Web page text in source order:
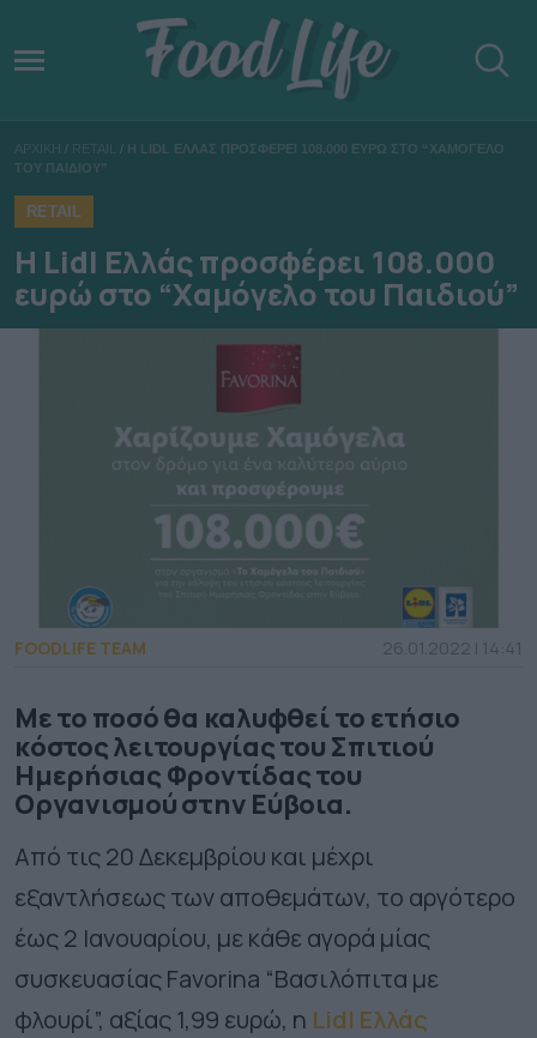
ΑΡΧΙΚΗ / RETAIL / Η LIDL ΕΛΛΑΣ ΠΡΟΣΦΕΡΕΙ 108.000 ΕΥΡΩ ΣΤΟ “ΧΑΜΟΓΕΛΟ
ΤΟΥ ΠΑΙΔΙΟΥ”
RETAIL
Η Lidl Ελλάς προσφέρει 108.000
ευρώ στο “Χαμόγελο του Παιδιού”
FOODLIFE TEAM 26.01.2022 | 14:41
Με το ποσό θα καλυφθεί το ετήσιο
κόστος λειτουργίας του Σπιτιού
Ημερήσιας Φροντίδας του
Οργανισμού στην Εύβοια.
Από τις 20 Δεκεμβρίου και μέχρι
εξαντλήσεως των αποθεμάτων, το αργότερο
έως 2 Ιανουαρίου, με κάθε αγορά μίας
συσκευασίας Favorina “Βασιλόπιτα με
φλουρί”, αξίας 1,99 ευρώ, η Lidl Ελλάς